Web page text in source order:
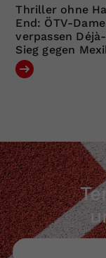
Thriller ohne
End: ÖTV-
verpassen
Sieg gegen